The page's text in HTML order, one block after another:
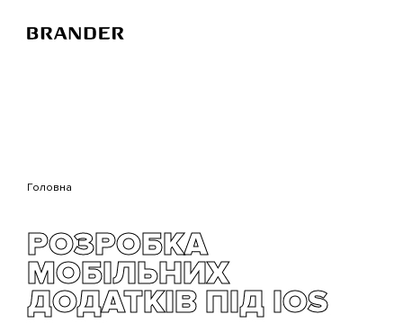
Головна
РОЗРОБКА
МОБІЛЬНИХ
ДОДАТКІВ ПІД IOS